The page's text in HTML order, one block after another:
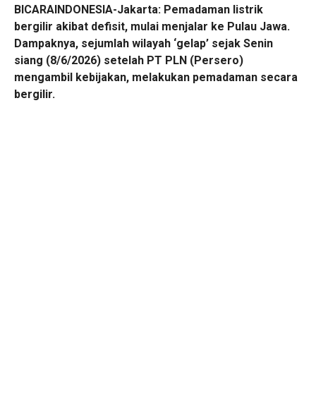
BICARAINDONESIA-Jakarta: Pemadaman listrik
bergilir akibat defisit, mulai menjalar ke Pulau Jawa.
Dampaknya, sejumlah wilayah ‘gelap’ sejak Senin
siang (8/6/2026) setelah PT PLN (Persero)
mengambil kebijakan, melakukan pemadaman secara
bergilir.